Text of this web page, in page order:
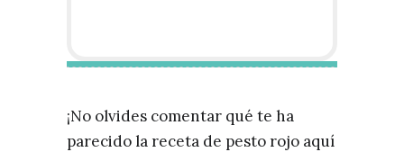
¡No olvides comentar qué te ha
parecido la receta de pesto rojo aquí